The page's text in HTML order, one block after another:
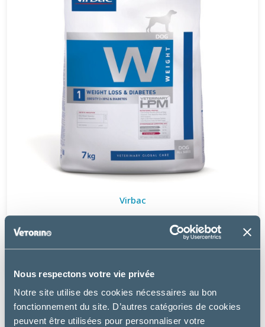
Nous respectons votre vie privée
Notre site utilise des cookies nécessaires au bon
fonctionnement du site. D’autres catégories de cookies
peuvent être utilisées pour personnaliser votre
Virbac
W1 - WEIGHT LOSS & DIABETES DOG
à partir de